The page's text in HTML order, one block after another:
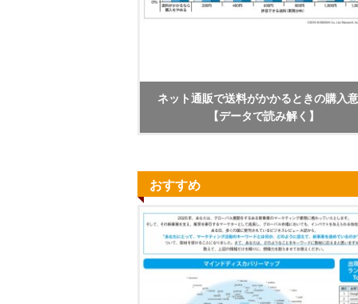
ネット通販で送料がかかるときの購入
【データで読み解く】
おすすめ